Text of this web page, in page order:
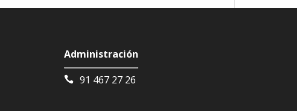
Administración
91 467 27 26